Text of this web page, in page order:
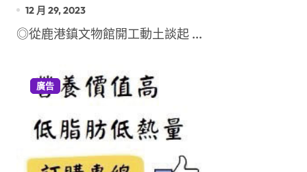
12 月 29, 2023
◎從鹿港鎮文物館開工動土談起 ...
廣告